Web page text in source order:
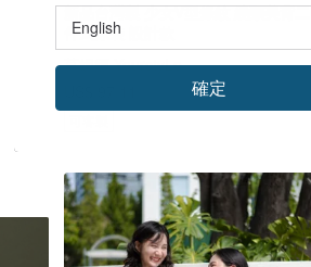
新品台灣製 少女V型條紋 繞頸美背二
件式泳裝 設計款
莫妮娜 YourstyLe
確定